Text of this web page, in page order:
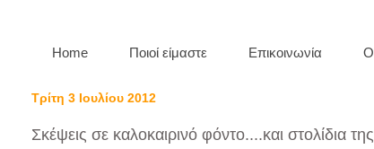
Home Ποιοί είμαστε Επικοινωνία
Τρίτη 3 Ιουλίου 2012
Σκέψεις σε καλοκαιρινό φόντο....και στολίδια